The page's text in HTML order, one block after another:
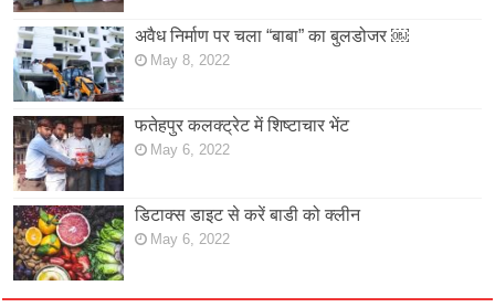
अवैध निर्माण पर चला “बाबा” का बुलडोजर ￼
May 8, 2022
फतेहपुर कलक्ट्रेट में शिष्टाचार भेंट
May 6, 2022
डिटाक्स डाइट से करें बाडी को क्लीन
May 6, 2022